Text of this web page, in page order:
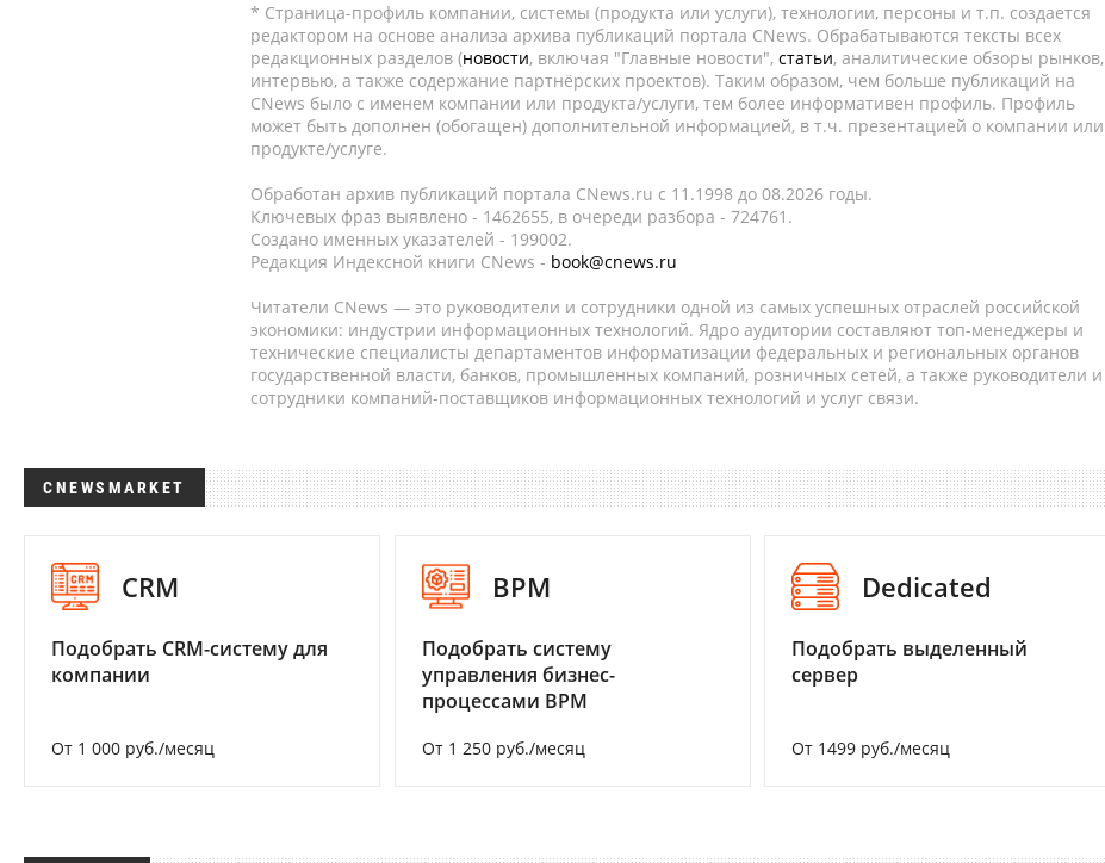
* Страница-профиль компании, системы (продукта или услуги), технологии, персоны и т.п. создается
редактором на основе анализа архива публикаций портала CNews. Обрабатываются тексты всех
редакционных разделов (новости, включая "Главные новости", статьи, аналитические обзоры рынков,
интервью, а также содержание партнёрских проектов). Таким образом, чем больше публикаций на
CNews было с именем компании или продукта/услуги, тем более информативен профиль. Профиль
может быть дополнен (обогащен) дополнительной информацией, в т.ч. презентацией о компании или
продукте/услуге.
Обработан архив публикаций портала CNews.ru c 11.1998 до 08.2026 годы.
Ключевых фраз выявлено - 1462655, в очереди разбора - 724761.
Создано именных указателей - 199002.
Редакция Индексной книги CNews - book@cnews.ru
Читатели CNews — это руководители и сотрудники одной из самых успешных отраслей российской
экономики: индустрии информационных технологий. Ядро аудитории составляют топ-менеджеры и
технические специалисты департаментов информатизации федеральных и региональных органов
государственной власти, банков, промышленных компаний, розничных сетей, а также руководители и
сотрудники компаний-поставщиков информационных технологий и услуг связи.
CNEWSMARKET
CRM
Подобрать CRM-систему для
компании
От 1 000 руб./месяц
BPM
Подобрать систему
управления бизнес-
процессами BPM
От 1 250 руб./месяц
Dedicated
Подобрать выделенный
сервер
От 1499 руб./месяц